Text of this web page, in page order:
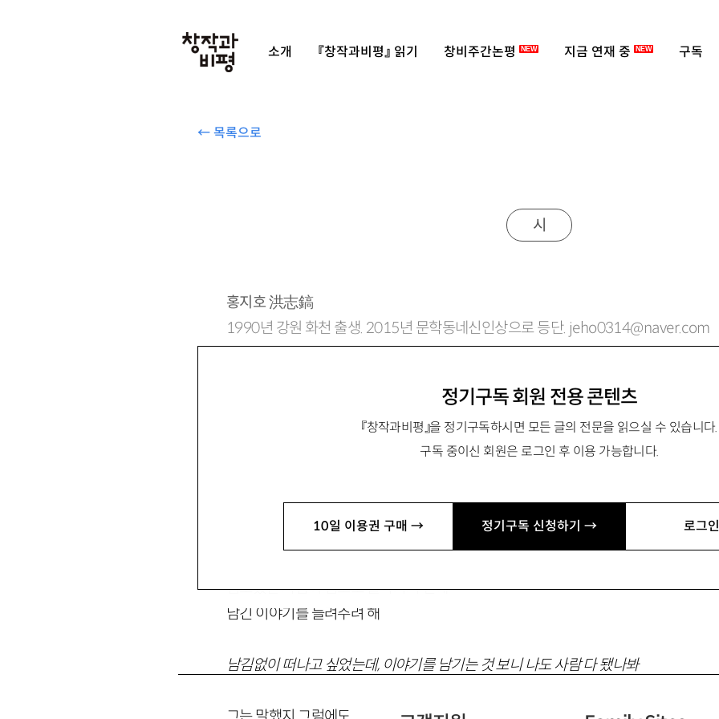
소개 『창작과비평』 읽기 창비주간논평 NEW 지금 연재 중 NEW 구독
← 목록으로
정기구독 회원 전용 콘텐츠
『창작과비평』을 정기구독하시면 모든 글의 전문을 읽으실 수 있습니다.
구독 중이신 회원은 로그인 후 이용 가능합니다.
10일 이용권 구매 → 정기구독 신청하기 → 로그
시
홍지호洪志鎬
1990년 강원 화천 출생. 2015년 문학동네신인상으로 등단. jeho0314@naver.com
리듬 앤 블루스
염소였던 사람이 염소로 돌아가기 전에
남긴 이야기를 들려주려 해
남김없이 떠나고 싶었는데, 이야기를 남기는 것 보니 나도 사람 다 됐나봐